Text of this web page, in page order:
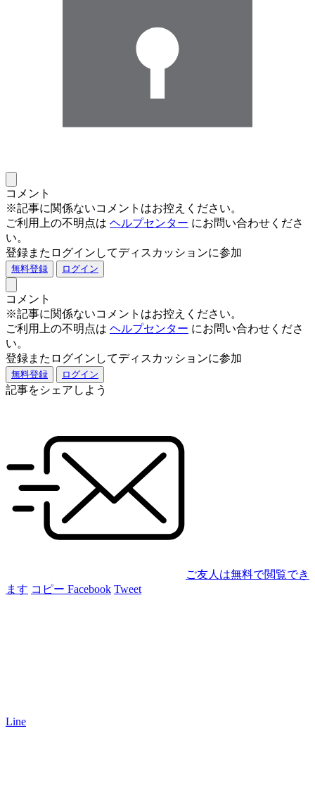
コメント
※記事に関係ないコメントはお控えください。
ご利用上の不明点は ヘルプセンター にお問い合わせくださ
い。
登録またログインしてディスカッションに参加
無料登録 ログイン
コメント
※記事に関係ないコメントはお控えください。
ご利用上の不明点は ヘルプセンター にお問い合わせくださ
い。
登録またログインしてディスカッションに参加
無料登録 ログイン
記事をシェアしよう
ご友人は無料で閲覧でき
ます コピー Facebook Tweet
Line